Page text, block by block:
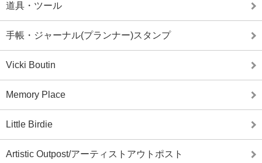
道具・ツール
手帳・ジャーナル(プランナー)スタンプ
Vicki Boutin
Memory Place
Little Birdie
Artistic Outpost/アーティストアウトポスト